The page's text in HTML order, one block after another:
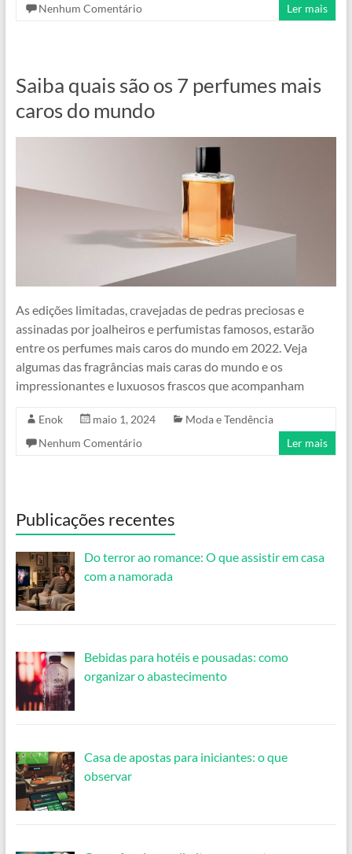
Nenhum Comentário
Ler mais
Saiba quais são os 7 perfumes mais
caros do mundo
As edições limitadas, cravejadas de pedras preciosas e
assinadas por joalheiros e perfumistas famosos, estarão
entre os perfumes mais caros do mundo em 2022. Veja
algumas das fragrâncias mais caras do mundo e os
impressionantes e luxuosos frascos que acompanham
Enok maio 1, 2024
Moda e Tendência
Nenhum Comentário
Ler mais
Publicações recentes
Do terror ao romance: O que assistir em casa
com a namorada
Bebidas para hotéis e pousadas: como
organizar o abastecimento
Casa de apostas para iniciantes: o que
observar